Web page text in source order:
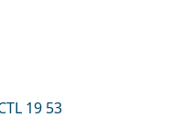
19 53